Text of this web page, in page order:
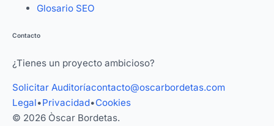
Glosario SEO
Contacto
¿Tienes un proyecto ambicioso?
Solicitar Auditoríacontacto@oscarbordetas.com
Legal•Privacidad•Cookies
© 2026 Òscar Bordetas.